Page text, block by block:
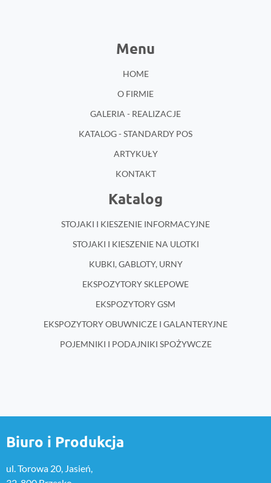
Menu
HOME
O FIRMIE
GALERIA - REALIZACJE
KATALOG - STANDARDY POS
ARTYKUŁY
KONTAKT
Katalog
STOJAKI I KIESZENIE INFORMACYJNE
STOJAKI I KIESZENIE NA ULOTKI
KUBKI, GABLOTY, URNY
EKSPOZYTORY SKLEPOWE
EKSPOZYTORY GSM
EKSPOZYTORY OBUWNICZE I GALANTERYJNE
POJEMNIKI I PODAJNIKI SPOŻYWCZE
Biuro i Produkcja
ul. Torowa 20, Jasień,